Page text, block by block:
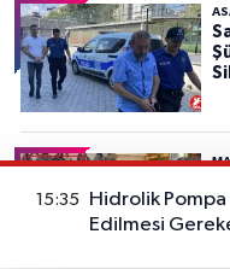
15:35
Hidrolik
Edilmesi